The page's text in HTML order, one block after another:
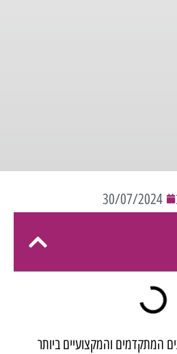
30/07/2024
המתקדמים והמקצועיים ביותר